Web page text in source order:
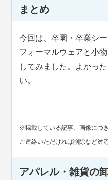
まとめ
今回は、卒園・卒業シ
フォーマルウェアと小
してみました。よかっ
い。
※掲載している記事、画像につ
ご連絡いただければ削除など対
アパレル・雑貨の